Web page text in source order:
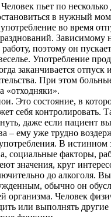
пьет по
в нужный
во время
Зависимому
поэтому он
Употребление
заканчивается отпуск
При этом
«отходняки».
Это состояние, в
себя контролировать.
даже если пациент
– ему уже трудно
В истинном
социальные факторы,
значения, круг
до алкоголя.
обычно он
организма. Человек
или выполнять другие